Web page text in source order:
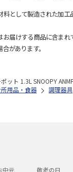
として製造された加
届けする商品に含まれ
があります。
ット 1.3L SNOOPY
用品・食器 調理器具
中元 敬老の日